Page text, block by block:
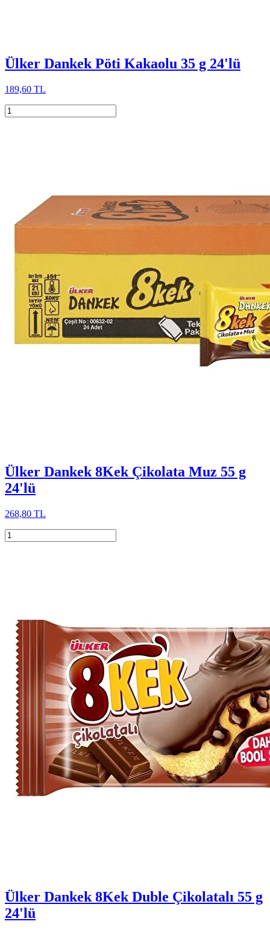
Ülker Dankek Pöti Kakaolu 35 g 24'lü
189,60 TL
Ülker Dankek 8Kek Çikolata Muz 55 g
24'lü
268,80 TL
Ülker Dankek 8Kek Duble Çikolatalı 55 g
24'lü